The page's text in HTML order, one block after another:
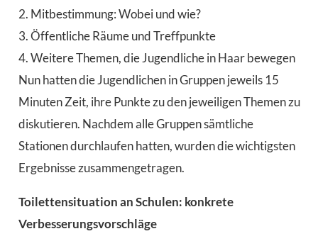
2. Mitbestimmung: Wobei und wie?
3. Öffentliche Räume und Treffpunkte
4. Weitere Themen, die Jugendliche in Haar bewegen
Nun hatten die Jugendlichen in Gruppen jeweils 15
Minuten Zeit, ihre Punkte zu den jeweiligen Themen zu
diskutieren. Nachdem alle Gruppen sämtliche
Stationen durchlaufen hatten, wurden die wichtigsten
Ergebnisse zusammengetragen.
Toilettensituation an Schulen: konkrete
Verbesserungsvorschläge